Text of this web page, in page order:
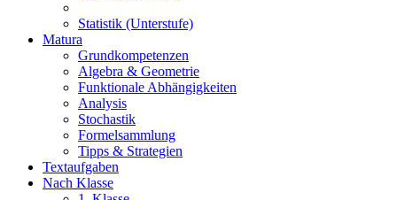
Statistik (Unterstufe)
Matura
Grundkompetenzen
Algebra & Geometrie
Funktionale Abhängigkeiten
Analysis
Stochastik
Formelsammlung
Tipps & Strategien
Textaufgaben
Nach Klasse